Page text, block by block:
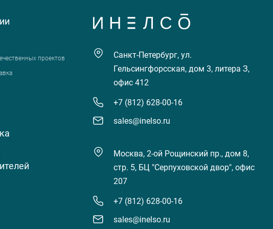
проектов
Санкт-Петербург, ул.
Гельсингфорсская, дом 3, литера З,
офис 412
+7 (812) 628-00-16
sales@inelso.ru
Москва, 2-ой Рощинский пр., дом 8,
стр. 5, БЦ "Серпуховской двор", офис
207
+7 (812) 628-00-16
sales@inelso.ru